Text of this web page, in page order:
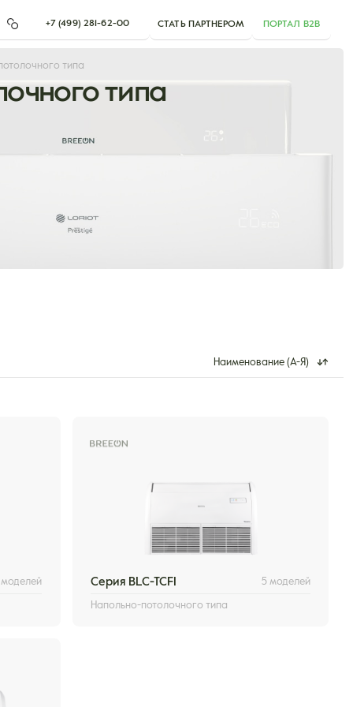
+7 (499) 281-62-00 СТАТЬ ПАРТНЕРОМ ПОРТАЛ B2B
типа
типа
Наименование (А-Я)
моделей Серия BLC-TCFI 5 моделей
Напольно-потолочного типа